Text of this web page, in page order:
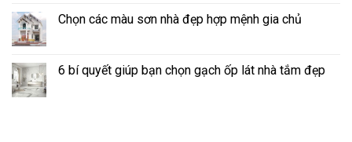
Chọn các màu sơn nhà đẹp hợp mệnh gia chủ
6 bí quyết giúp bạn chọn gạch ốp lát nhà tắm đẹp